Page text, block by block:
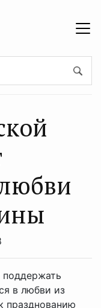
в любви из
празднованию